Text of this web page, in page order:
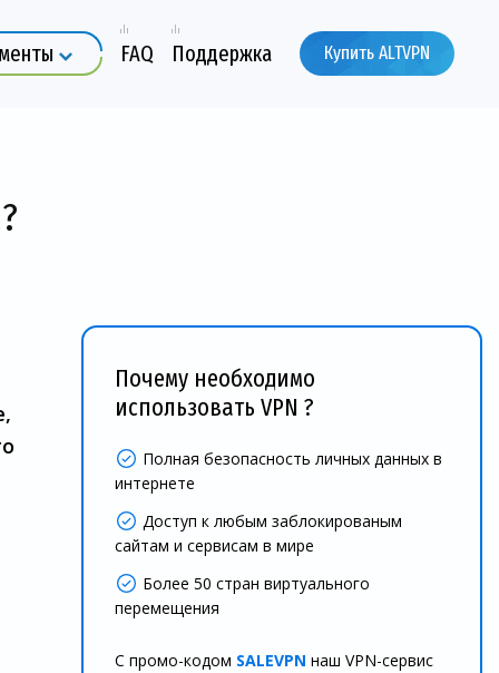
FAQ Поддержка Купить ALTVPN
Почему необходимо
использовать VPN ?
Полная безопасность личных данных в
интернете
Доступ к любым заблокированым
сайтам и сервисам в мире
Более 50 стран виртуального
перемещения
С промо-кодом SALEVPN наш VPN-сервис